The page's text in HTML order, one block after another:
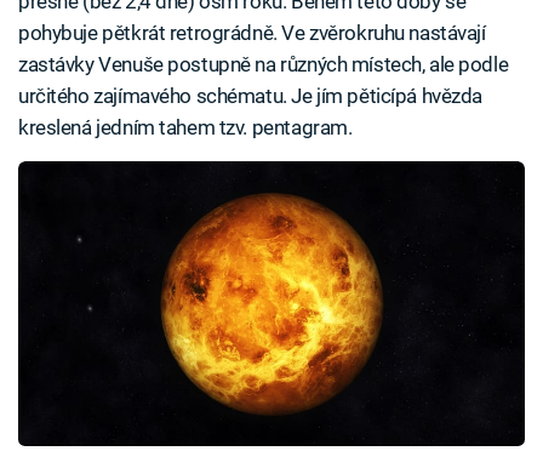
pohybuje pětkrát retrográdně. Ve zvěrokruhu nastávají
zastávky Venuše postupně na různých místech, ale podle
určitého zajímavého schématu. Je jím pěticípá hvězda
kreslená jedním tahem tzv. pentagram.